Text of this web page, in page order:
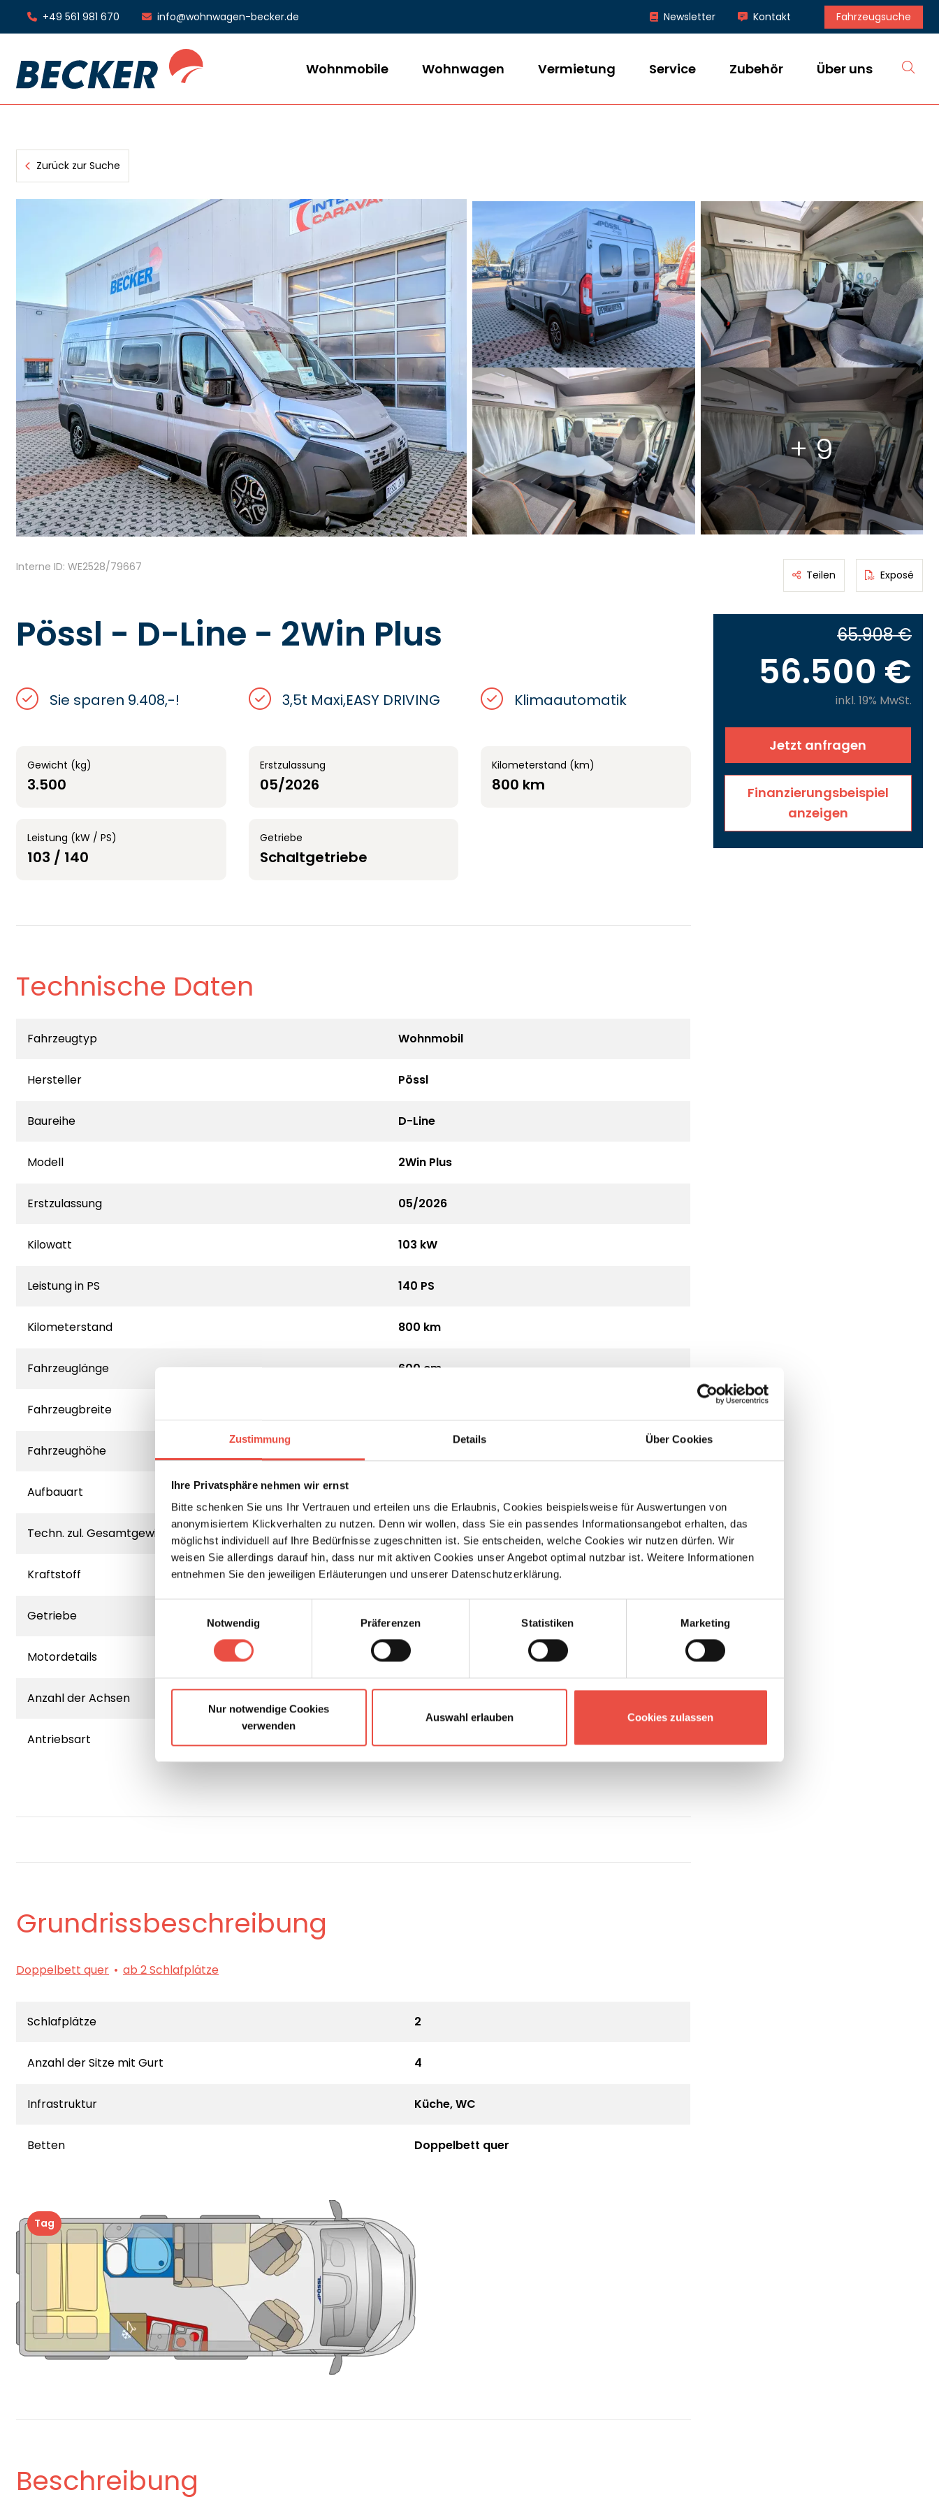
Zustimmung Details Über Cookies
Ihre Privatsphäre nehmen wir ernst
Bitte schenken Sie uns Ihr Vertrauen und erteilen uns die Erlaubnis, Cookies beispielsweise für Auswertungen von
anonymisiertem Klickverhalten zu nutzen. Denn wir wollen, dass Sie ein passendes Informationsangebot erhalten, das
möglichst individuell auf Ihre Bedürfnisse zugeschnitten ist. Sie entscheiden, welche Cookies wir nutzen dürfen. Wir
weisen Sie allerdings darauf hin, dass nur mit aktiven Cookies unser Angebot optimal nutzbar ist. Weitere Informationen
entnehmen Sie den jeweiligen Erläuterungen und unserer Datenschutzerklärung.
Notwendig
Präferenzen Statistiken Marketing
Nur notwendige Cookies
verwenden
Auswahl erlauben Cookies zulassen
+49 561 981 670 info@wohnwagen-becker.de Newsletter Kontakt Fahrzeugsuche
Wohnmobile Wohnwagen Vermietung Service Zubehör Über uns
Zurück zur Suche
+ 9
Interne ID: WE2528/79667
Teilen Exposé
56.500 €
65.908 €
inkl. 19% MwSt.
Jetzt anfragen
Finanzierungsbeispiel
anzeigen
Pössl - D-Line - 2Win Plus
Sie sparen 9.408,-! 3,5t Maxi,EASY DRIVING Klimaautomatik
Gewicht (kg)
3.500
Erstzulassung
05/2026
Kilometerstand (km)
800 km
Leistung (kW / PS)
103 / 140
Getriebe
Schaltgetriebe
Technische Daten
Fahrzeugtyp Wohnmobil
Hersteller Pössl
Baureihe D-Line
Modell 2Win Plus
Erstzulassung 05/2026
Kilowatt 103 kW
Leistung in PS 140 PS
Kilometerstand 800 km
Fahrzeuglänge 600 cm
Fahrzeugbreite
Fahrzeughöhe
Aufbauart
Techn. zul. Gesamtgewicht 3.500 kg
Kraftstoff Diesel
Getriebe
Motordetails 2.2 l Multijet; Euro 6D
Anzahl der Achsen
Antriebsart
Grundrissbeschreibung
Doppelbett quer ab 2 Schlafplätze
Schlafplätze 2
Anzahl der Sitze mit Gurt 4
Infrastruktur Küche, WC
Betten Doppelbett quer
Tag
Beschreibung